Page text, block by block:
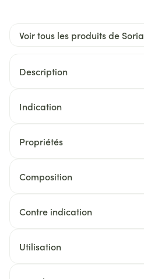
Voir tous les produits de Soria
Description
Indication
Propriétés
Composition
Contre indication
Utilisation